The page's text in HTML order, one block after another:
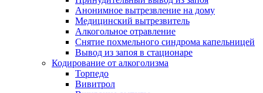
Анонимное вытрезвление на дому
Медицинский вытрезвитель
Алкогольное отравление
Снятие похмельного синдрома капельницей
Вывод из запоя в стационаре
Кодирование от алкоголизма
Торпедо
Вивитрол